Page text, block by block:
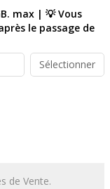
max | 💡 Vous
le passage de
Sélectionner
de Vente.